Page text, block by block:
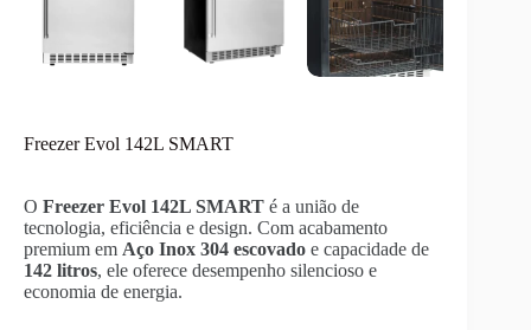
Freezer Evol 142L SMART
O Freezer Evol 142L SMART é a união de
tecnologia, eficiência e design. Com acabamento
premium em Aço Inox 304 escovado e capacidade de
142 litros, ele oferece desempenho silencioso e
economia de energia.